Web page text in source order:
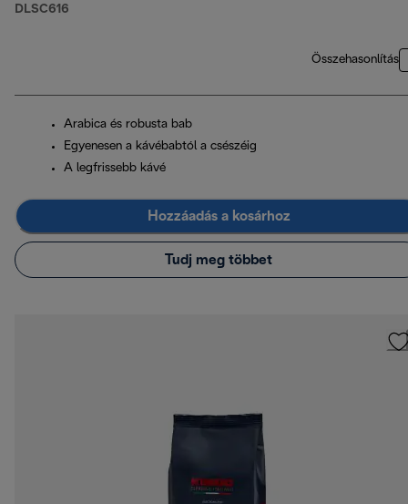
DLSC616
Összehasonlítás
Arabica és robusta bab
Egyenesen a kávébabtól a csészéig
A legfrissebb kávé
Hozzáadás a kosárhoz
Tudj meg többet